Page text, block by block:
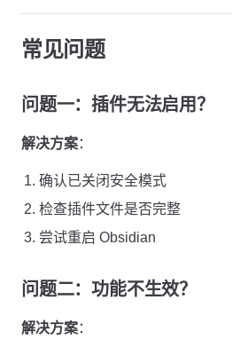
常见问题
问题一：插件无法启用？
解决方案：
确认已关闭安全模式
检查插件文件是否完整
尝试重启 Obsidian
问题二：功能不生效？
解决方案：